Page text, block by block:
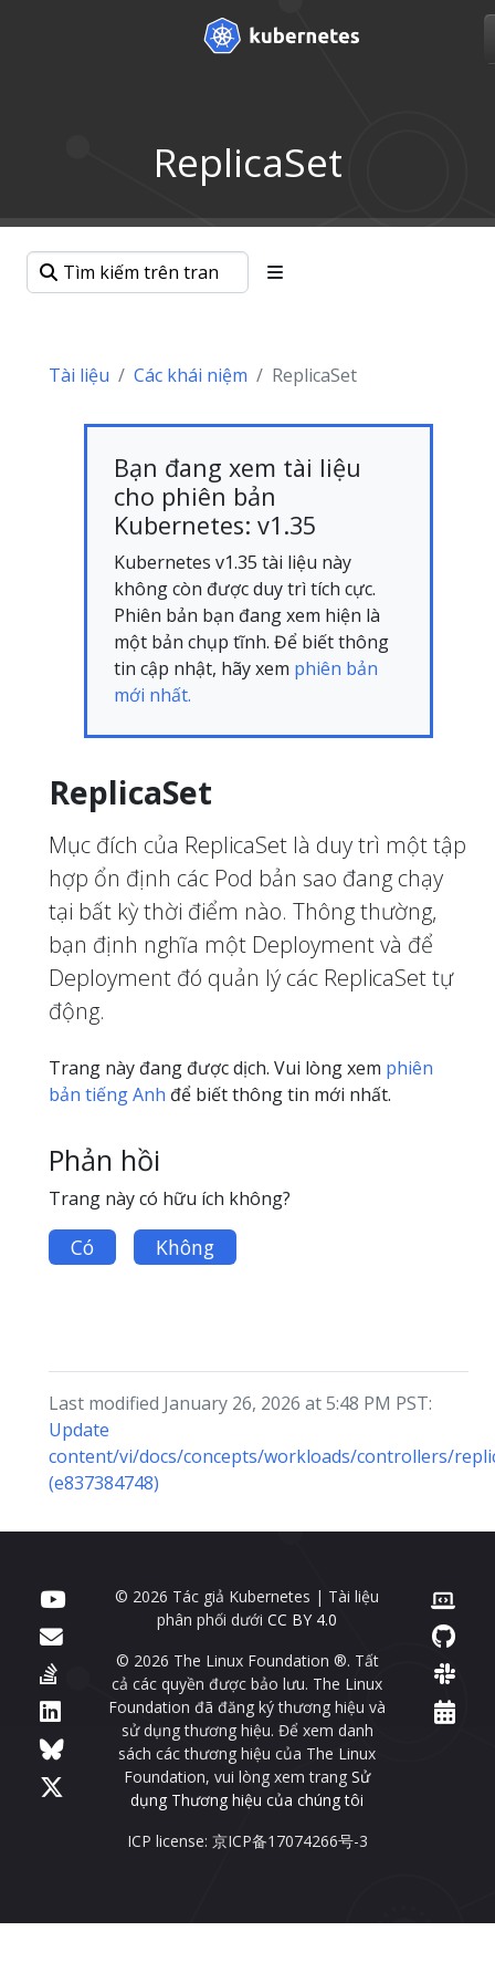
ReplicaSet
Tài liệu Các khái niệm ReplicaSet
Bạn đang xem tài liệu
cho phiên bản
Kubernetes: v1.35
Kubernetes v1.35 tài liệu này
không còn được duy trì tích cực.
Phiên bản bạn đang xem hiện là
một bản chụp tĩnh. Để biết thông
tin cập nhật, hãy xem phiên bản
mới nhất.
ReplicaSet
Mục đích của ReplicaSet là duy trì một tập
hợp ổn định các Pod bản sao đang chạy
tại bất kỳ thời điểm nào. Thông thường,
bạn định nghĩa một Deployment và để
Deployment đó quản lý các ReplicaSet tự
động.
Trang này đang được dịch. Vui lòng xem phiên
bản tiếng Anh để biết thông tin mới nhất.
Phản hồi
Trang này có hữu ích không?
Có Không
Last modified January 26, 2026 at 5:48 PM PST:
Update
content/vi/docs/concepts/workloads/controllers/
(e837384748)
© 2026 Tác giả Kubernetes | Tài liệu
phân phối dướiCC BY 4.0
© 2026 The Linux Foundation ®. Tất
cả các quyền được bảo lưu. The Linux
Foundation đã đăng ký thương hiệu và
sử dụng thương hiệu. Để xem danh
sách các thương hiệu của The Linux
Foundation, vui lòng xem trangSử
dụng Thương hiệu của chúng tôi
ICP license: 京ICP备17074266号-3